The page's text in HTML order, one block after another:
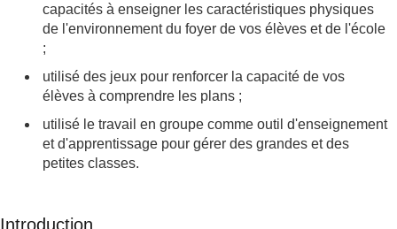
capacités à enseigner les caractéristiques physiques
de l'environnement du foyer de vos élèves et de l'école
;
utilisé des jeux pour renforcer la capacité de vos
élèves à comprendre les plans ;
utilisé le travail en groupe comme outil d'enseignement
et d'apprentissage pour gérer des grandes et des
petites classes.
Introduction